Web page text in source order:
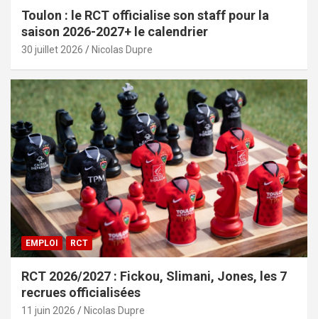
Toulon : le RCT officialise son staff pour la
saison 2026-2027+ le calendrier
30 juillet 2026 Nicolas Dupre
EMPLOI RCT
RCT 2026/2027 : Fickou, Slimani, Jones, les 7
recrues officialisées
11 juin 2026 Nicolas Dupre